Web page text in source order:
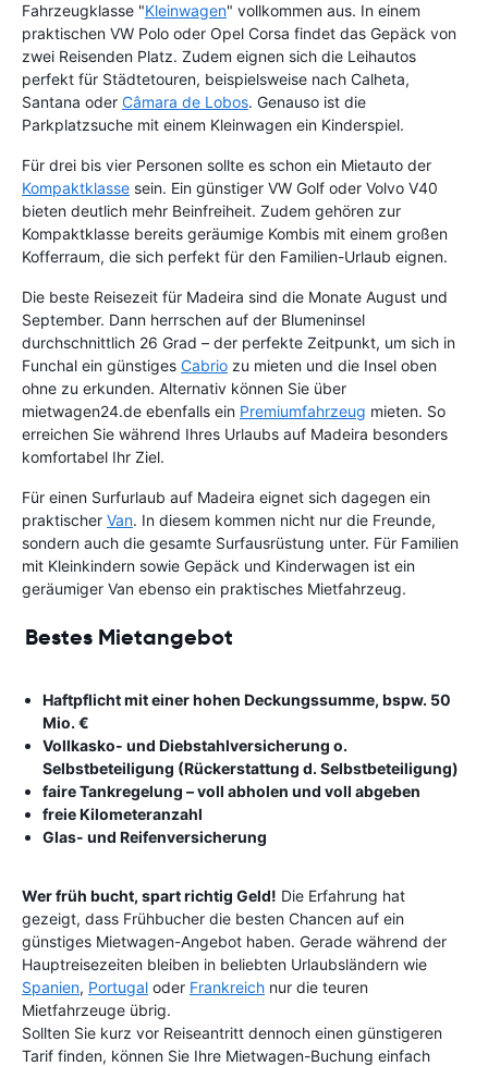
Fahrzeugklasse "Kleinwagen" vollkommen aus. In einem
praktischen VW Polo oder Opel Corsa findet das Gepäck von
zwei Reisenden Platz. Zudem eignen sich die Leihautos
perfekt für Städtetouren, beispielsweise nach Calheta,
Santana oder Câmara de Lobos. Genauso ist die
Parkplatzsuche mit einem Kleinwagen ein Kinderspiel.
Für drei bis vier Personen sollte es schon ein Mietauto der
Kompaktklasse sein. Ein günstiger VW Golf oder Volvo V40
bieten deutlich mehr Beinfreiheit. Zudem gehören zur
Kompaktklasse bereits geräumige Kombis mit einem großen
Kofferraum, die sich perfekt für den Familien-Urlaub eignen.
Die beste Reisezeit für Madeira sind die Monate August und
September. Dann herrschen auf der Blumeninsel
durchschnittlich 26 Grad – der perfekte Zeitpunkt, um sich in
Funchal ein günstiges Cabrio zu mieten und die Insel oben
ohne zu erkunden. Alternativ können Sie über
mietwagen24.de ebenfalls ein Premiumfahrzeug mieten. So
erreichen Sie während Ihres Urlaubs auf Madeira besonders
komfortabel Ihr Ziel.
Für einen Surfurlaub auf Madeira eignet sich dagegen ein
praktischer Van. In diesem kommen nicht nur die Freunde,
sondern auch die gesamte Surfausrüstung unter. Für Familien
mit Kleinkindern sowie Gepäck und Kinderwagen ist ein
geräumiger Van ebenso ein praktisches Mietfahrzeug.
Bestes Mietangebot
Haftpflicht mit einer hohen Deckungssumme, bspw. 50
Mio. €
Vollkasko- und Diebstahlversicherung o.
Selbstbeteiligung (Rückerstattung d. Selbstbeteiligung)
faire Tankregelung – voll abholen und voll abgeben
freie Kilometeranzahl
Glas- und Reifenversicherung
Wer früh bucht, spart richtig Geld! Die Erfahrung hat
gezeigt, dass Frühbucher die besten Chancen auf ein
günstiges Mietwagen-Angebot haben. Gerade während der
Hauptreisezeiten bleiben in beliebten Urlaubsländern wie
Spanien, Portugal oder Frankreich nur die teuren
Mietfahrzeuge übrig.
Sollten Sie kurz vor Reiseantritt dennoch einen günstigeren
Tarif finden, können Sie Ihre Mietwagen-Buchung einfach